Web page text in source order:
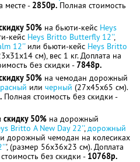
месте - 2850р. Полная стоимость
50% на бьюти-кейс Heys
кейс Heys Britto Butterfly 12'',
12''или бьюти-кейс Heys Britto
см), вес 1 кг. Доплата на
без скидки -7848р.
50% на чемодан дорожный
или черный (27x45x65 см).
Полная стоимость без скидки -
скидку 50% на дорожный
Britto A New Day 22'',дорожный
дорожный чемодан на колесиках
', (размер 56x36x23 см). Доплата
без скидки - 10768р.